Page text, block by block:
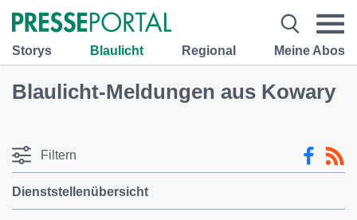
Storys Blaulicht Regional Meine Abos
Blaulicht-Meldungen aus Kowary
Filtern
Dienststellenübersicht